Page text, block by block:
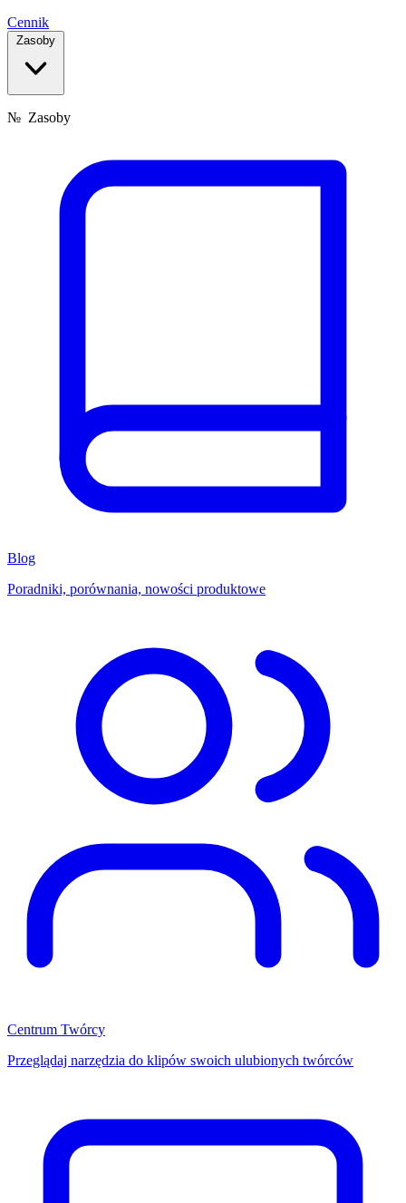
Cennik
Zasoby
№ Zasoby
Blog
Poradniki, porównania, nowości produktowe
Centrum Twórcy
Przeglądaj narzędzia do klipów swoich ulubionych twórców